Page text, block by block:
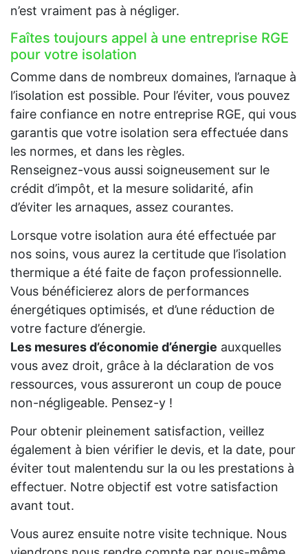
n’est vraiment pas à négliger.
Faîtes toujours appel à une entreprise RGE
pour votre isolation
Comme dans de nombreux domaines, l’arnaque à
l’isolation est possible. Pour l’éviter, vous pouvez
faire confiance en notre entreprise RGE, qui vous
garantis que votre isolation sera effectuée dans
les normes, et dans les règles.
Renseignez-vous aussi soigneusement sur le
crédit d’impôt, et la mesure solidarité, afin
d’éviter les arnaques, assez courantes.
Lorsque votre isolation aura été effectuée par
nos soins, vous aurez la certitude que l’isolation
thermique a été faite de façon professionnelle.
Vous bénéficierez alors de performances
énergétiques optimisés, et d’une réduction de
votre facture d’énergie.
Les mesures d’économie d’énergie auxquelles
vous avez droit, grâce à la déclaration de vos
ressources, vous assureront un coup de pouce
non-négligeable. Pensez-y !
Pour obtenir pleinement satisfaction, veillez
également à bien vérifier le devis, et la date, pour
éviter tout malentendu sur la ou les prestations à
effectuer. Notre objectif est votre satisfaction
avant tout.
Vous aurez ensuite notre visite technique. Nous